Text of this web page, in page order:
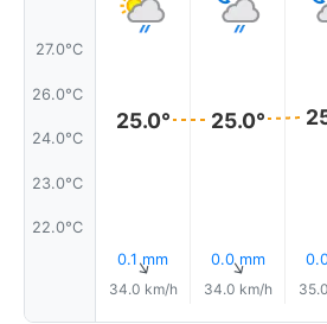
27.0°C
26.0°C
24.0°C
23.0°C
22.0°C
25.0°
0.1 mm
↑
34.0 km/h
25.0°
0.0 mm
↑
34.0 km/h